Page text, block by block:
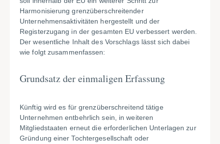
Harmonisierung grenzüberschreitender
Unternehmensaktivitäten hergestellt und der
Registerzugang in der gesamten EU verbessert werden.
Der wesentliche Inhalt des Vorschlags lässt sich dabei
wie folgt zusammenfassen:
Grundsatz der einmaligen Erfassung
Künftig wird es für grenzüberschreitend tätige
Unternehmen entbehrlich sein, in weiteren
Mitgliedstaaten erneut die erforderlichen Unterlagen zur
Gründung einer Tochtergesellschaft oder